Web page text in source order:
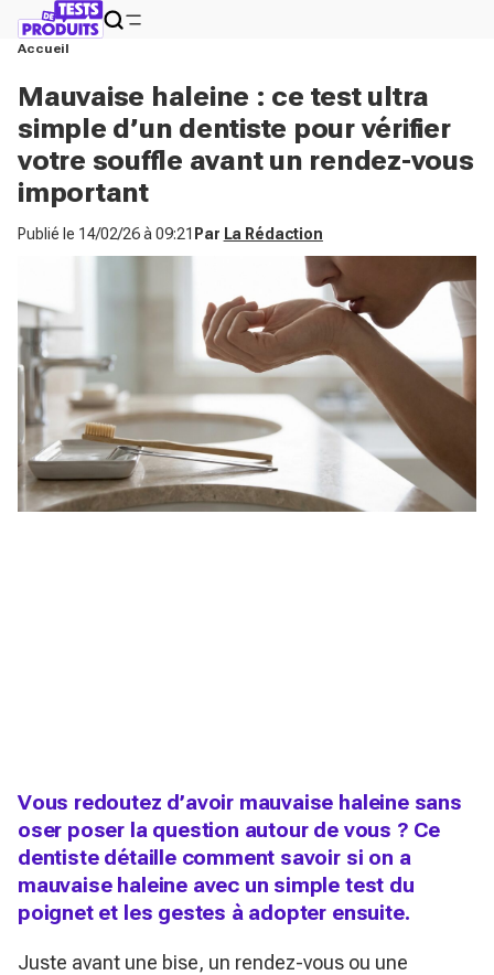
Accueil
Mauvaise haleine : ce test ultra
simple d’un dentiste pour vérifier
votre souffle avant un rendez-vous
important
Publié le 14/02/26 à 09:21 Par La Rédaction
Vous redoutez d’avoir mauvaise haleine sans
oser poser la question autour de vous ? Ce
dentiste détaille comment savoir si on a
mauvaise haleine avec un simple test du
poignet et les gestes à adopter ensuite.
Juste avant une bise, un rendez-vous ou une